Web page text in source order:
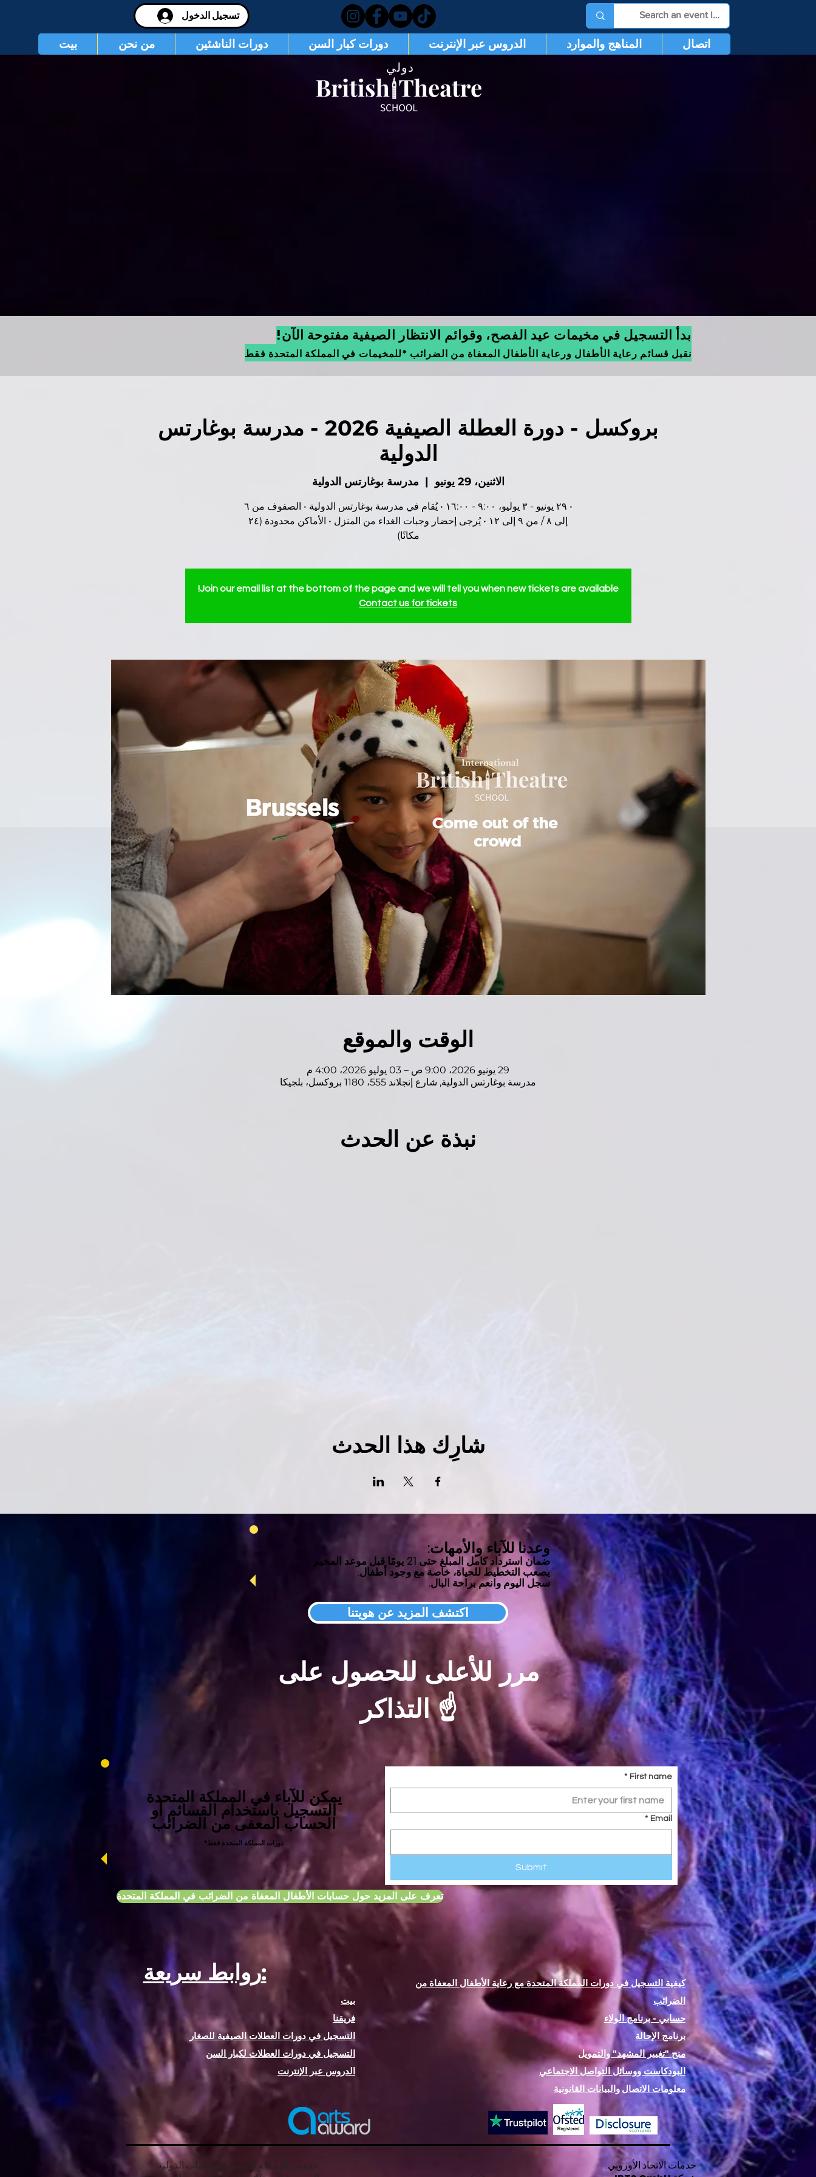
تسجيل الدخول
بيت من نحن دورات الناشئين دورات كبار السن الدروس عبر الإنترنت المناهج والموارد اتصال
دولي
بدأ التسجيل في مخيمات عيد الفصح، وقوائم الانتظار الصيفية مفتوحة الآن!
نقبل قسائم رعاية الأطفال ورعاية الأطفال المعفاة من الضرائب *للمخيمات في المملكة المتحدة فقط
بروكسل - دورة العطلة الصيفية 2026 - مدرسة بوغارتس
الدولية
الاثنين، 29 يونيو
  |
مدرسة بوغارتس الدولية
• ٢٩ يونيو - ٣ يوليو، ٩:٠٠ - ١٦:٠٠ • يُقام في مدرسة بوغارتس الدولية • الصفوف من ٦
إلى ٨ / من ٩ إلى ١٢ • يُرجى إحضار وجبات الغداء من المنزل • الأماكن محدودة (٢٤
مكانًا)
Join our email list at the bottom of the page and we will tell you when new tickets are available!
Contact us for tickets
الوقت والموقع
29 يونيو 2026، 9:00 ص – 03 يوليو 2026، 4:00 م
مدرسة بوغارتس الدولية, شارع إنجلاند 555، 1180 بروكسل، بلجيكا
نبذة عن الحدث
شارِك هذا الحدث
وعدنا للآباء والأمهات:
ضمان استرداد كامل المبلغ حتى 21 يومًا قبل موعد المخيم
يصعب التخطيط للحياة، خاصة مع وجود أطفال.
سجل اليوم وانعم براحة البال.
اكتشف المزيد عن هويتنا
مرر للأعلى للحصول على
التذاكر☝️
يمكن للآباء في المملكة المتحدة
التسجيل باستخدام القسائم أو
الحساب المعفى من الضرائب
*دورات المملكة المتحدة فقط
First name
*
Email
*
Submit
تعرف على المزيد حول حسابات الأطفال المعفاة من الضرائب في المملكة المتحدة
روابط سريعة:
بيت
فريقنا
التسجيل في دورات العطلات الصيفية للصغار
التسجيل في دورات العطلات لكبار السن
الدروس عبر الإنترنت
كيفية التسجيل في دورات المملكة المتحدة مع رعاية الأطفال المعفاة من
الضرائب
حسابي - برنامج الولاء
برنامج الإحالة
منح "تغيير المشهد" والتمويل
البودكاست ووسائل التواصل الاجتماعي
معلومات الاتصال والبيانات القانونية
خدمات المملكة المتحدة والخدمات الدولية: خدمات الاتحاد الأوروبي: